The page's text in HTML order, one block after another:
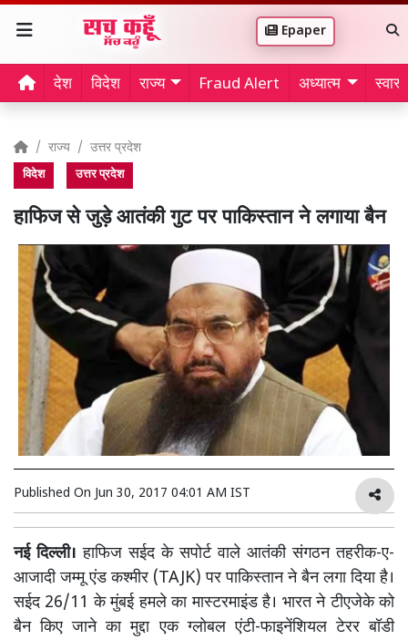
Epaper
देश विदेश राज्य Fraud Alert अध्यात्म
राज्य उत्तर प्रदेश
विदेश उत्तर प्रदेश
हाफिज से जुड़े आतंकी गुट पर पाकिस्तान ने लगाया बैन
Published On Jun 30, 2017 04:01 AM IST
नई दिल्ली। हाफिज सईद के सपोर्ट वाले आतंकी संगठन तहरीक-ए-
आजादी जम्मू एंड कश्मीर (TAJK) पर पाकिस्तान ने बैन लगा दिया है।
सईद 26/11 के मुंबई हमले का मास्टरमाइंड है। भारत ने टीएजेके को
बैन किए जाने का मुद्दा एक ग्लोबल एंटी-फाइनेंशियल टेरर बॉडी